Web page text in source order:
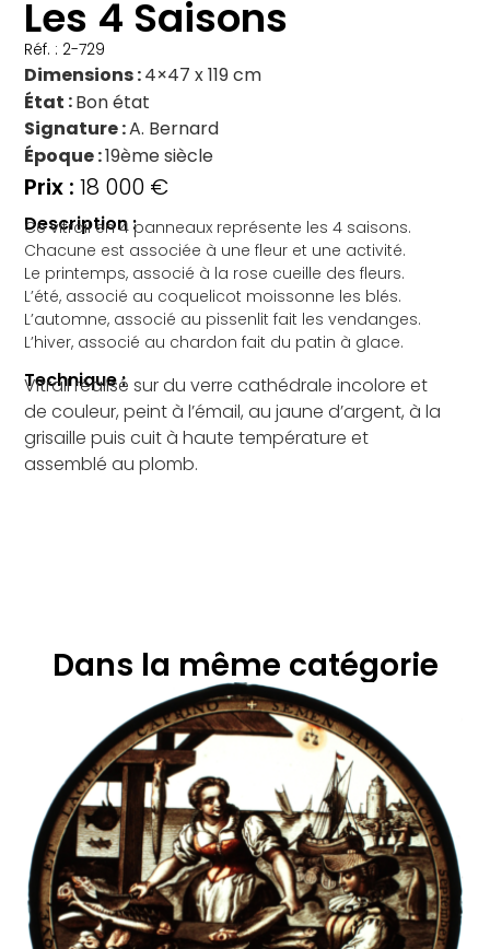
Les 4 Saisons
Réf. : 2-729
Dimensions 4×47 x 119 cm
État Bon état
Signature A. Bernard
Époque 19ème siècle
18 000 €
Description :
Ce vitrail en 4 panneaux représente les 4 saisons.
Chacune est associée à une fleur et une activité.
Le printemps, associé à la rose cueille des fleurs.
L’été, associé au coquelicot moissonne les blés.
L’automne, associé au pissenlit fait les vendanges.
L’hiver, associé au chardon fait du patin à glace.
Technique :
Vitrail réalisé sur du verre cathédrale incolore et
de couleur, peint à l’émail, au jaune d’argent, à la
grisaille puis cuit à haute température et
assemblé au plomb.
Dans la même catégorie